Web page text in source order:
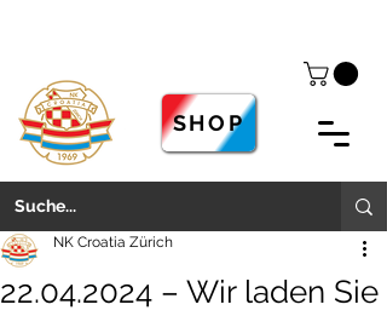
SHOP
22.04.2024 – Wir laden Sie
NK Croatia Zürich